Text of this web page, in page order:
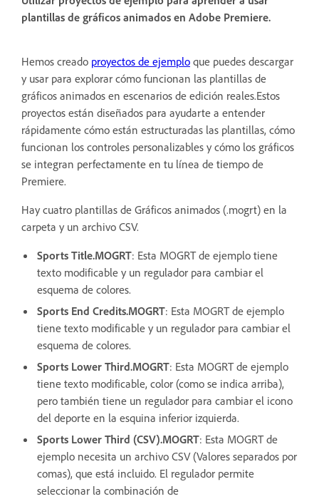
plantillas de gráficos animados en Adobe Premiere.
Hemos creado proyectos de ejemplo que puedes descargar
y usar para explorar cómo funcionan las plantillas de
gráficos animados en escenarios de edición reales.Estos
proyectos están diseñados para ayudarte a entender
rápidamente cómo están estructuradas las plantillas, cómo
funcionan los controles personalizables y cómo los gráficos
se integran perfectamente en tu línea de tiempo de
Premiere.
Hay cuatro plantillas de Gráficos animados (.mogrt) en la
carpeta y un archivo CSV.
Sports Title.MOGRT: Esta MOGRT de ejemplo tiene
texto modificable y un regulador para cambiar el
esquema de colores.
Sports End Credits.MOGRT: Esta MOGRT de ejemplo
tiene texto modificable y un regulador para cambiar el
esquema de colores.
Sports Lower Third.MOGRT: Esta MOGRT de ejemplo
tiene texto modificable, color (como se indica arriba),
pero también tiene un regulador para cambiar el icono
del deporte en la esquina inferior izquierda.
Sports Lower Third (CSV).MOGRT: Esta MOGRT de
ejemplo necesita un archivo CSV (Valores separados por
comas), que está incluido. El regulador permite
seleccionar la combinación de